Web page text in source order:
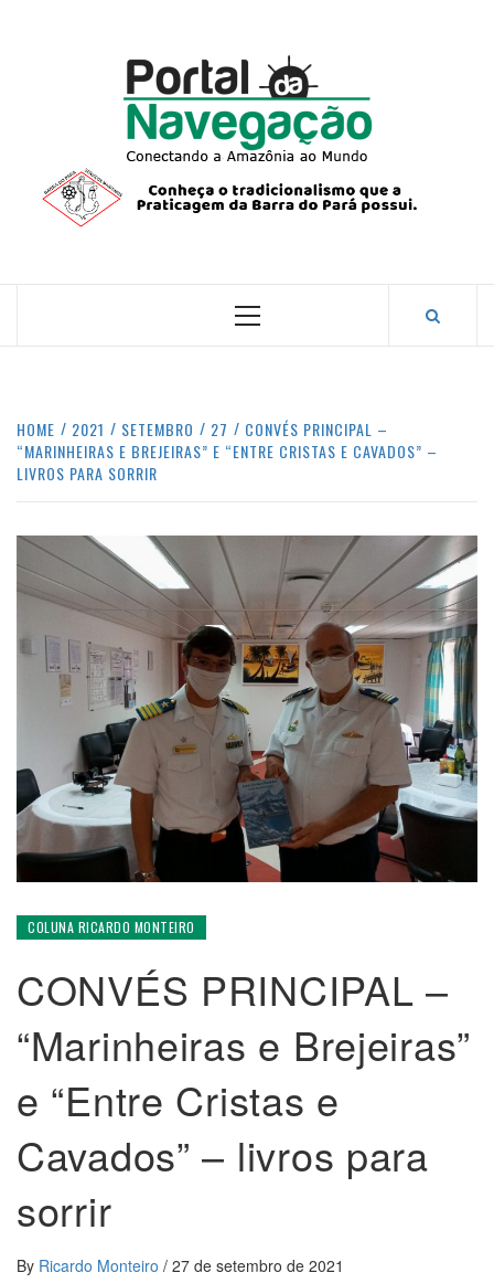
CONECTANDO A AMAZÔNIA COM O MUNDO.
Primary
HOME 2021 SETEMBRO 27
CONVÉS PRINCIPAL –
“MARINHEIRAS E BREJEIRAS” E “ENTRE CRISTAS E CAVADOS” –
LIVROS PARA SORRIR
COLUNA RICARDO MONTEIRO
CONVÉS PRINCIPAL –
“Marinheiras e Brejeiras”
e “Entre Cristas e
Cavados” – livros para
sorrir
By Ricardo Monteiro / 27 de setembro de 2021